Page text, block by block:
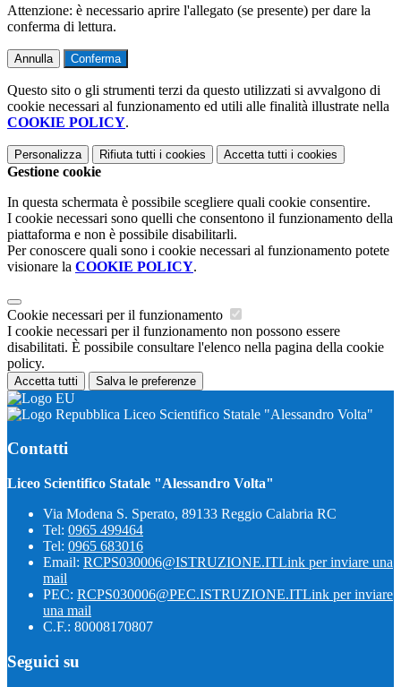
Attenzione: è necessario aprire l'allegato (se presente) per dare la
conferma di lettura.
Annulla Conferma
Questo sito o gli strumenti terzi da questo utilizzati si avvalgono di
cookie necessari al funzionamento ed utili alle finalità illustrate nella
COOKIE POLICY.
Personalizza Rifiuta tutti i cookies Accetta tutti i cookies
Gestione cookie
In questa schermata è possibile scegliere quali cookie consentire.
I cookie necessari sono quelli che consentono il funzionamento della
piattaforma e non è possibile disabilitarli.
Per conoscere quali sono i cookie necessari al funzionamento potete
visionare la COOKIE POLICY.
Cookie necessari per il funzionamento
I cookie necessari per il funzionamento non possono essere
disabilitati. È possibile consultare l'elenco nella pagina della cookie
policy.
Accetta tutti Salva le preferenze
Liceo Scientifico Statale "Alessandro Volta"
Contatti
Liceo Scientifico Statale "Alessandro Volta"
Via Modena S. Sperato, 89133 Reggio Calabria RC
Tel: 0965 499464
Tel: 0965 683016
Email: RCPS030006@ISTRUZIONE.ITLink per inviare una
mail
PEC: RCPS030006@PEC.ISTRUZIONE.ITLink per inviare
una mail
C.F.: 80008170807
Seguici su